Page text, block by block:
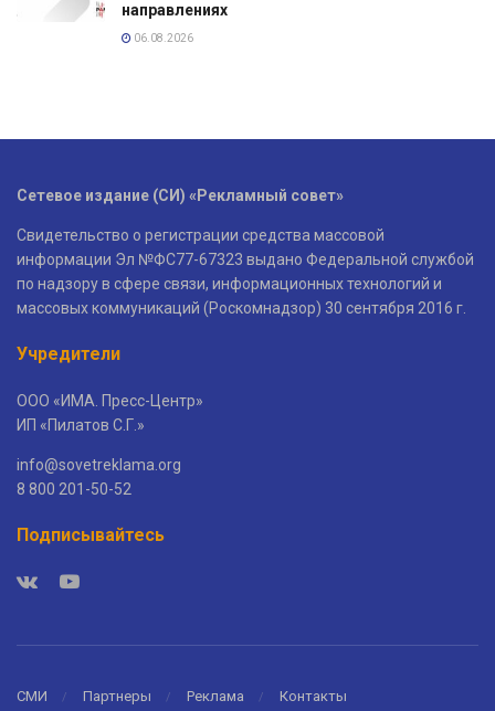
направлениях
06.08.2026
Сетевое издание (СИ) «Рекламный совет»
Свидетельство о регистрации средства массовой
информации Эл №ФС77-67323 выдано Федеральной службой
по надзору в сфере связи, информационных технологий и
массовых коммуникаций (Роскомнадзор) 30 сентября 2016 г.
Учредители
ООО «ИМА. Пресс-Центр»
ИП «Пилатов С.Г.»
info@sovetreklama.org
8 800 201-50-52
Подписывайтесь
СМИ Партнеры Реклама Контакты